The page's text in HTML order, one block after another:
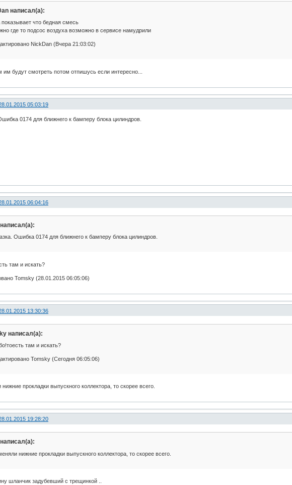
написал(а):
что бедная смесь
где то подсос воздуха возможно в сервисе намудрили
NickDan (Вчера 21:03:02)
им будут смотреть потом отпишусь если интересно...
05:03:19
0174 для ближнего к бамперу блока цилиндров.
06:04:16
Ошибка 0174 для ближнего к бамперу блока цилиндров.
там и искать?
Tomsky (28.01.2015 06:05:06)
13:30:36
написал(а):
там и искать?
Tomsky (Сегодня 06:05:06)
прокладки выпускного коллектора, то скорее всего.
19:28:20
нижние прокладки выпускного коллектора, то скорее всего.
шланчик задубевший с трещинкой ..